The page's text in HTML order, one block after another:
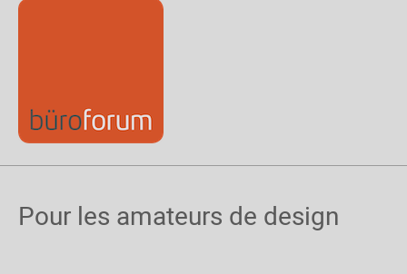
Pour les amateurs de design